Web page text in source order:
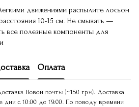
движениями распылите лосьон
10-15 см. Не смывать —
все полезные компоненты для
Оплата
Новой почты (~150 грн). Доставка
дни с 10:00 до 19:00. По поводу времени